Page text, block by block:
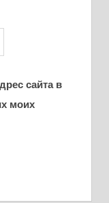
сайта в
моих